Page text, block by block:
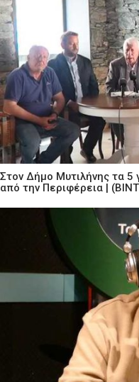
Στον Δήμο Μυτιλήνης τα 5
από την Περιφέρεια |